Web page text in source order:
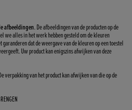
afbeeldingen. De afbeeldingen van de producten op de
we alles in het werk hebben gesteld om de kleuren
dat de weergave van de kleuren op een toestel
Uw product kan enigszins afwijken van deze
verpakking van het product kan afwijken van die op de